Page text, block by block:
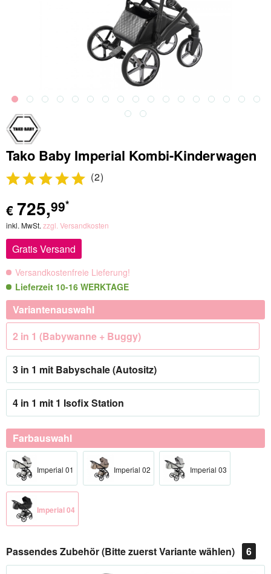
Tako Baby Imperial Kombi-Kinderwagen
(2)
€ 725,99*
inkl. MwSt. zzgl. Versandkosten
Gratis Versand
Versandkostenfreie Lieferung!
Lieferzeit 10-16 WERKTAGE
Variantenauswahl
2 in 1 (Babywanne + Buggy)
3 in 1 mit Babyschale (Autositz)
4 in 1 mit 1 Isofix Station
Farbauswahl
Imperial 01 Imperial 02 Imperial 03
Imperial 04
Passendes Zubehör (Bitte zuerst Variante wählen) 6